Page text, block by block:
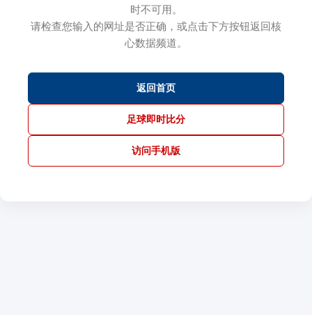
时不可用。
请检查您输入的网址是否正确，或点击下方按钮返回核
心数据频道。
返回首页
足球即时比分
访问手机版